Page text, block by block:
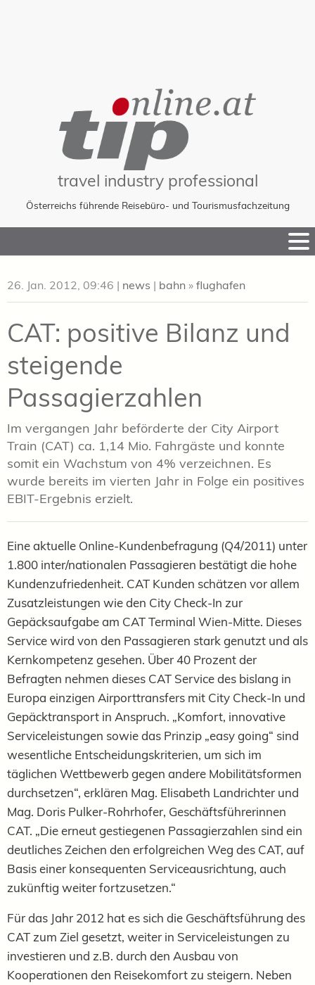
travel industry professional
Österreichs führende Reisebüro- und Tourismusfachzeitung
to
26. Jan. 2012, 09:46 | news | bahn » flughafen
CAT: positive Bilanz und
steigende
Passagierzahlen
Im vergangen Jahr beförderte der City Airport
Train (CAT) ca. 1,14 Mio. Fahrgäste und konnte
somit ein Wachstum von 4% verzeichnen. Es
wurde bereits im vierten Jahr in Folge ein positives
EBIT-Ergebnis erzielt.
Eine aktuelle Online-Kundenbefragung (Q4/2011) unter
1.800 inter/nationalen Passagieren bestätigt die hohe
Kundenzufriedenheit. CAT Kunden schätzen vor allem
Zusatzleistungen wie den City Check-In zur
Gepäcksaufgabe am CAT Terminal Wien-Mitte. Dieses
Service wird von den Passagieren stark genutzt und als
Kernkompetenz gesehen. Über 40 Prozent der
Befragten nehmen dieses CAT Service des bislang in
Europa einzigen Airporttransfers mit City Check-In und
Gepäcktransport in Anspruch. „Komfort, innovative
Serviceleistungen sowie das Prinzip „easy going“ sind
wesentliche Entscheidungskriterien, um sich im
täglichen Wettbewerb gegen andere Mobilitätsformen
durchsetzen“, erklären Mag. Elisabeth Landrichter und
Mag. Doris Pulker-Rohrhofer, Geschäftsführerinnen
CAT. „Die erneut gestiegenen Passagierzahlen sind ein
deutliches Zeichen den erfolgreichen Weg des CAT, auf
Basis einer konsequenten Serviceausrichtung, auch
zukünftig weiter fortzusetzen.“
Für das Jahr 2012 hat es sich die Geschäftsführung des
CAT zum Ziel gesetzt, weiter in Serviceleistungen zu
investieren und z.B. durch den Ausbau von
Kooperationen den Reisekomfort zu steigern. Neben